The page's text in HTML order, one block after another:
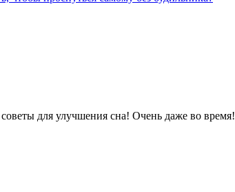
для улучшения сна! Очень даже во время!